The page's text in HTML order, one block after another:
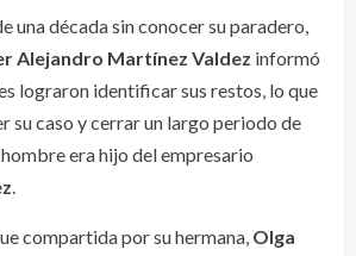
una década sin conocer su paradero,
Alejandro Martínez Valdez informó
lograron identificar sus restos, lo que
su caso y cerrar un largo periodo de
era hijo del empresario
.
compartida por su hermana, Olga